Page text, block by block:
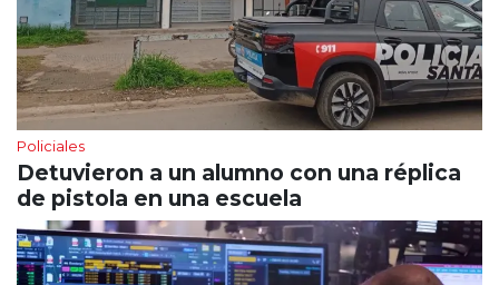
Policiales
Detuvieron a un alumno con una réplica
de pistola en una escuela